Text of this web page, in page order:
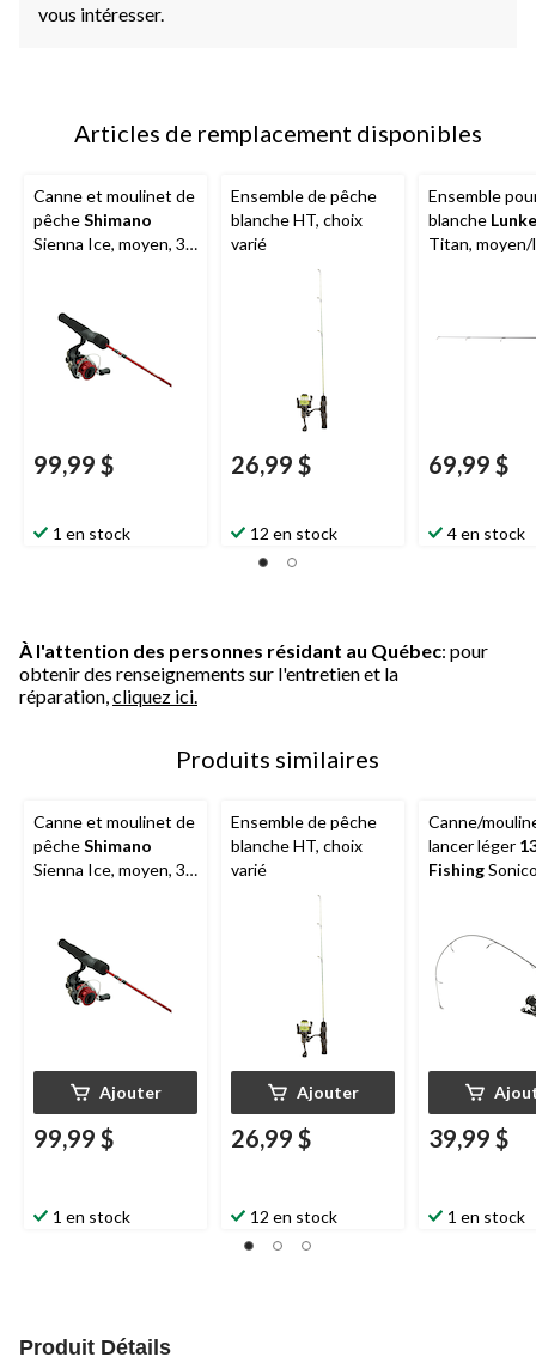
vous intéresser.
Articles de remplacement disponibles
Canne et moulinet de
pêcheShimano
Sienna Ice, moyen, 36
99,99 $
1 en stock
Ensemble de pêche
blanche HT, choix
varié
26,99 $
12 en stock
Ensemble
blanche
Titan, moyen/
69,99 $
4 en stock
À l'attention des personnes résidant au Québec: pour
obtenir des renseignements sur l'entretien et la
réparation, cliquez ici.
Produits similaires
Canne et moulinet de
pêcheShimano
Sienna Ice, moyen, 36
Ajouter
99,99 $
1 en stock
Ensemble de pêche
blanche HT, choix
varié
Ajouter
26,99 $
12 en stock
Canne/
lancer léger
Fishing
39,99 $
1 en stock
Produit Détails